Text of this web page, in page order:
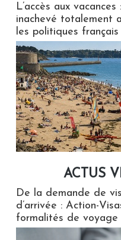
L’accès aux
inachevé totalement
les politiques français
ACTUS
De la demande de
d’arrivée : Action-
formalités de voyage